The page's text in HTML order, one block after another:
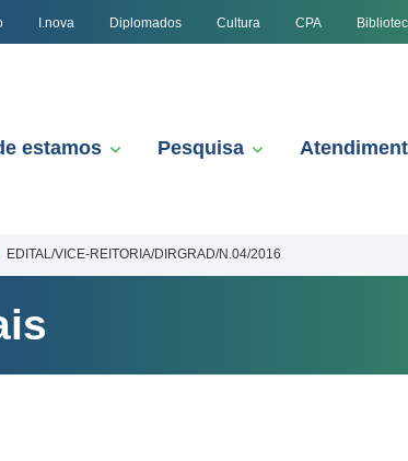
I.nova Diplomados Cultura CPA
estamos Pesquisa
EDITAL/VICE-REITORIA/DIRGRAD/N.04/2016